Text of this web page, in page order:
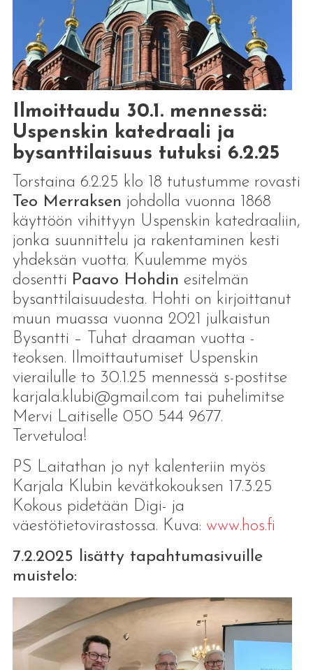
Ilmoittaudu 30.1. mennessä:
Uspenskin katedraali ja
bysanttilaisuus tutuksi 6.2.25
Torstaina 6.2.25 klo 18 tutustumme rovasti
Teo Merraksen johdolla vuonna 1868
käyttöön vihittyyn Uspenskin katedraaliin,
jonka suunnittelu ja rakentaminen kesti
yhdeksän vuotta. Kuulemme myös
dosentti Paavo Hohdin esitelmän
bysanttilaisuudesta. Hohti on kirjoittanut
muun muassa vuonna 2021 julkaistun
Bysantti – Tuhat draaman vuotta -
teoksen. Ilmoittautumiset Uspenskin
vierailulle to 30.1.25 mennessä s-postitse
karjala.klubi@gmail.com tai puhelimitse
Mervi Laitiselle 050 544 9677.
Tervetuloa!
PS Laitathan jo nyt kalenteriin myös
Karjala Klubin kevätkokouksen 17.3.25
Kokous pidetään Digi- ja
väestötietovirastossa. Kuva: www.hos.fi
7.2.2025 lisätty tapahtumasivuille
muistelo: